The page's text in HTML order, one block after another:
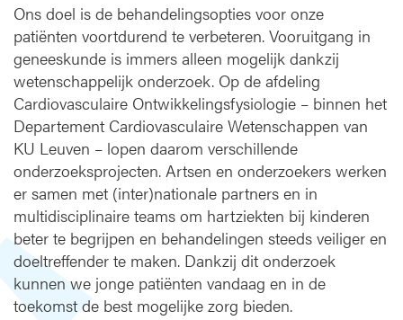
i
e
-
O
n
d
e
r
z
o
e
k
e
n
o
p
Ons doel is de behandelingsopties voor onze
patiënten voortdurend te verbeteren. Vooruitgang in
geneeskunde is immers alleen mogelijk dankzij
wetenschappelijk onderzoek. Op de afdeling
Cardiovasculaire Ontwikkelingsfysiologie – binnen het
Departement Cardiovasculaire Wetenschappen van
KU Leuven – lopen daarom verschillende
onderzoeksprojecten. Artsen en onderzoekers werken
er samen met (inter)nationale partners en in
multidisciplinaire teams om hartziekten bij kinderen
beter te begrijpen en behandelingen steeds veiliger en
doeltreffender te maken. Dankzij dit onderzoek
kunnen we jonge patiënten vandaag en in de
toekomst de best mogelijke zorg bieden.